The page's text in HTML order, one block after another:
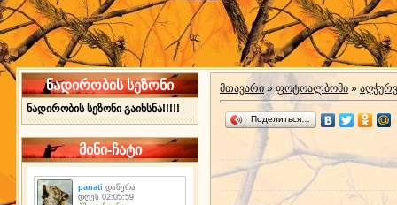
ნადირობის სეზონი
ნადირობის სეზონი გაიხსნა!!!!!
მინი-ჩატი
მთავარი » ფოტოალბომი »
Поделиться…